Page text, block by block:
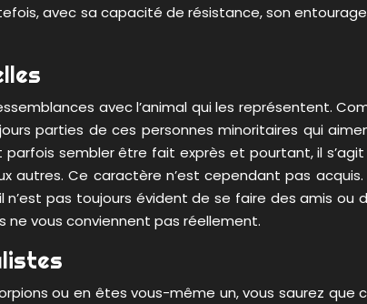
avec sa capacité de résistance, son
avec l’animal qui les représentent.
parties de ces personnes minoritaires qui
sembler être fait exprès et pourtant, il
autres. Ce caractère n’est cependant pas
pas toujours évident de se faire des amis
ne vous conviennent pas réellement.
ou en êtes vous-même un, vous saurez que